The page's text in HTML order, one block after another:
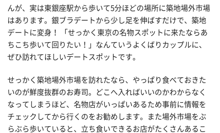
んが、実は東銀座駅から歩いて5分ほどの場所に築地場外市場
はあります。銀ブラデートから少し足を伸ばすだけで、築地
デートに変身！ 「せっかく東京の名物スポットに来たならあ
ちこち歩いて回りたい！」なんていうよくばりカップルに、
ぜひ訪れてほしいデートスポットです。
せっかく築地場外市場を訪れたなら、やっぱり食べておきた
いのが鮮度抜群のお寿司。どこへ入ればいいのかわからなく
なってしまうほど、名物店がいっぱいあるため事前に情報を
チェックしてから行くのをお勧めします。また場外市場をぶ
らぶら歩いていると、立ち食いできるお店がたくさんあるこ